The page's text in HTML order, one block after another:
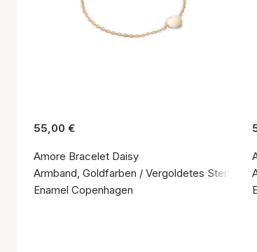
55,00 €
Amore Bracelet Daisy
Armband, Goldfarben / Vergoldetes
Enamel Copenhagen